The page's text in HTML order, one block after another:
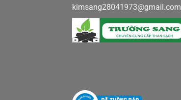
kimsang28041973@gmail.com